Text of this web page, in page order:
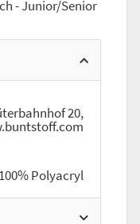
- Junior/Senior
20,
100% Polyacryl